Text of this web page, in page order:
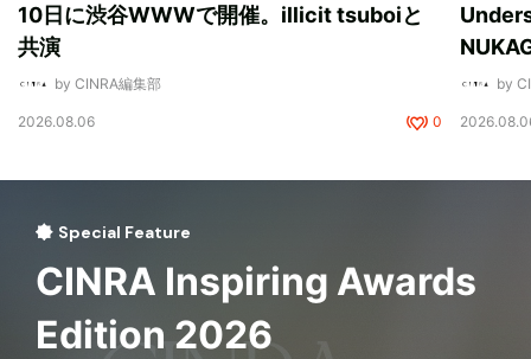
10日に渋谷WWWで開催。illicit tsuboiと
共演
by CINRA編集部
2026.08.06 0
by
Special Feature
CINRA Inspiring Awards
Edition 2026